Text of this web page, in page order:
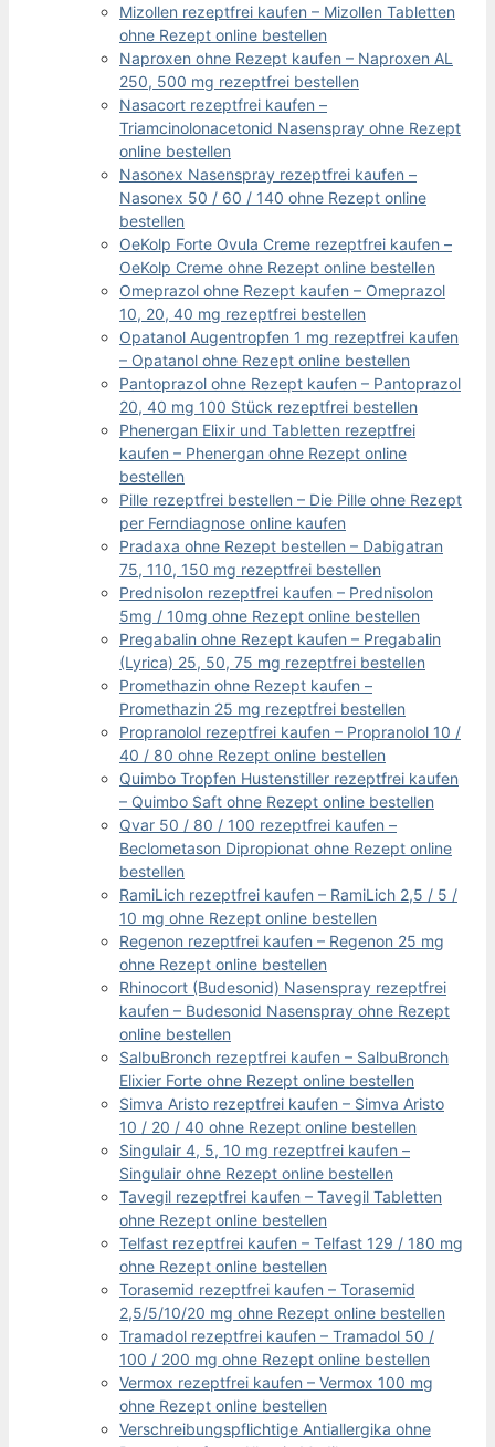
Mizollen rezeptfrei kaufen – Mizollen Tabletten
ohne Rezept online bestellen
Naproxen ohne Rezept kaufen – Naproxen AL
250, 500 mg rezeptfrei bestellen
Nasacort rezeptfrei kaufen –
Triamcinolonacetonid Nasenspray ohne Rezept
online bestellen
Nasonex Nasenspray rezeptfrei kaufen –
Nasonex 50 / 60 / 140 ohne Rezept online
bestellen
OeKolp Forte Ovula Creme rezeptfrei kaufen –
OeKolp Creme ohne Rezept online bestellen
Omeprazol ohne Rezept kaufen – Omeprazol
10, 20, 40 mg rezeptfrei bestellen
Opatanol Augentropfen 1 mg rezeptfrei kaufen
– Opatanol ohne Rezept online bestellen
Pantoprazol ohne Rezept kaufen – Pantoprazol
20, 40 mg 100 Stück rezeptfrei bestellen
Phenergan Elixir und Tabletten rezeptfrei
kaufen – Phenergan ohne Rezept online
bestellen
Pille rezeptfrei bestellen – Die Pille ohne Rezept
per Ferndiagnose online kaufen
Pradaxa ohne Rezept bestellen – Dabigatran
75, 110, 150 mg rezeptfrei bestellen
Prednisolon rezeptfrei kaufen – Prednisolon
5mg / 10mg ohne Rezept online bestellen
Pregabalin ohne Rezept kaufen – Pregabalin
(Lyrica) 25, 50, 75 mg rezeptfrei bestellen
Promethazin ohne Rezept kaufen –
Promethazin 25 mg rezeptfrei bestellen
Propranolol rezeptfrei kaufen – Propranolol 10 /
40 / 80 ohne Rezept online bestellen
Quimbo Tropfen Hustenstiller rezeptfrei kaufen
– Quimbo Saft ohne Rezept online bestellen
Qvar 50 / 80 / 100 rezeptfrei kaufen –
Beclometason Dipropionat ohne Rezept online
bestellen
RamiLich rezeptfrei kaufen – RamiLich 2,5 / 5 /
10 mg ohne Rezept online bestellen
Regenon rezeptfrei kaufen – Regenon 25 mg
ohne Rezept online bestellen
Rhinocort (Budesonid) Nasenspray rezeptfrei
kaufen – Budesonid Nasenspray ohne Rezept
online bestellen
SalbuBronch rezeptfrei kaufen – SalbuBronch
Elixier Forte ohne Rezept online bestellen
Simva Aristo rezeptfrei kaufen – Simva Aristo
10 / 20 / 40 ohne Rezept online bestellen
Singulair 4, 5, 10 mg rezeptfrei kaufen –
Singulair ohne Rezept online bestellen
Tavegil rezeptfrei kaufen – Tavegil Tabletten
ohne Rezept online bestellen
Telfast rezeptfrei kaufen – Telfast 129 / 180 mg
ohne Rezept online bestellen
Torasemid rezeptfrei kaufen – Torasemid
2,5/5/10/20 mg ohne Rezept online bestellen
Tramadol rezeptfrei kaufen – Tramadol 50 /
100 / 200 mg ohne Rezept online bestellen
Vermox rezeptfrei kaufen – Vermox 100 mg
ohne Rezept online bestellen
Verschreibungspflichtige Antiallergika ohne